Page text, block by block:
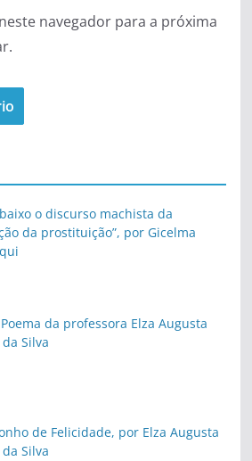
navegador para a próxima
o discurso machista da
da prostituição”, por Gicelma
da professora Elza Augusta
Silva
de Felicidade, por Elza Augusta
Silva